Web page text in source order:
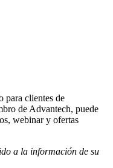
para clientes de
de Advantech, puede
webinar y ofertas
a la información de su